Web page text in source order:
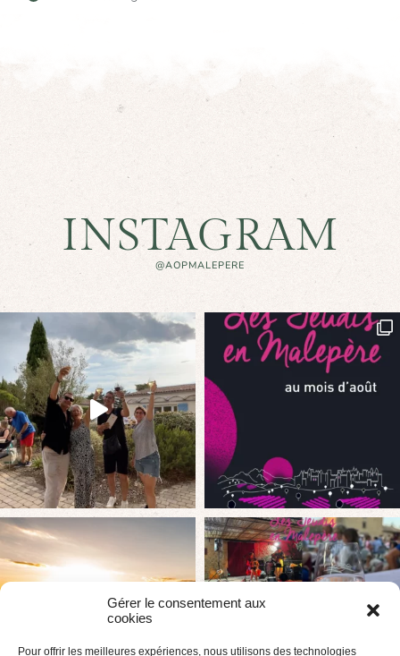
Gérer le consentement aux
cookies
Pour offrir les meilleures expériences, nous utilisons des technologies
INSTAGRAM
@AOPMALEPERE